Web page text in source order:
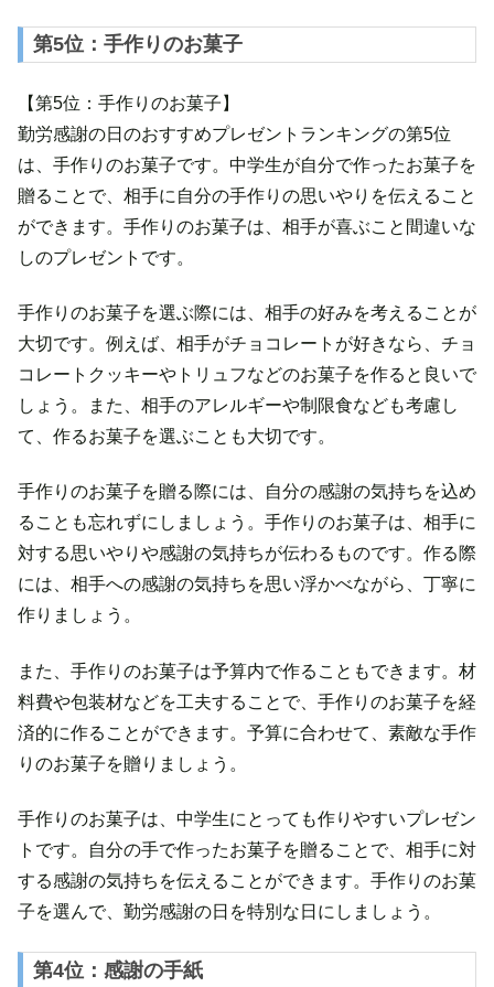
第5位：手作りのお菓子
【第5位：手作りのお菓子】
勤労感謝の日のおすすめプレゼントランキングの第5位
は、手作りのお菓子です。中学生が自分で作ったお菓子を
贈ることで、相手に自分の手作りの思いやりを伝えること
ができます。手作りのお菓子は、相手が喜ぶこと間違いな
しのプレゼントです。
手作りのお菓子を選ぶ際には、相手の好みを考えることが
大切です。例えば、相手がチョコレートが好きなら、チョ
コレートクッキーやトリュフなどのお菓子を作ると良いで
しょう。また、相手のアレルギーや制限食なども考慮し
て、作るお菓子を選ぶことも大切です。
手作りのお菓子を贈る際には、自分の感謝の気持ちを込め
ることも忘れずにしましょう。手作りのお菓子は、相手に
対する思いやりや感謝の気持ちが伝わるものです。作る際
には、相手への感謝の気持ちを思い浮かべながら、丁寧に
作りましょう。
また、手作りのお菓子は予算内で作ることもできます。材
料費や包装材などを工夫することで、手作りのお菓子を経
済的に作ることができます。予算に合わせて、素敵な手作
りのお菓子を贈りましょう。
手作りのお菓子は、中学生にとっても作りやすいプレゼン
トです。自分の手で作ったお菓子を贈ることで、相手に対
する感謝の気持ちを伝えることができます。手作りのお菓
子を選んで、勤労感謝の日を特別な日にしましょう。
第4位：感謝の手紙